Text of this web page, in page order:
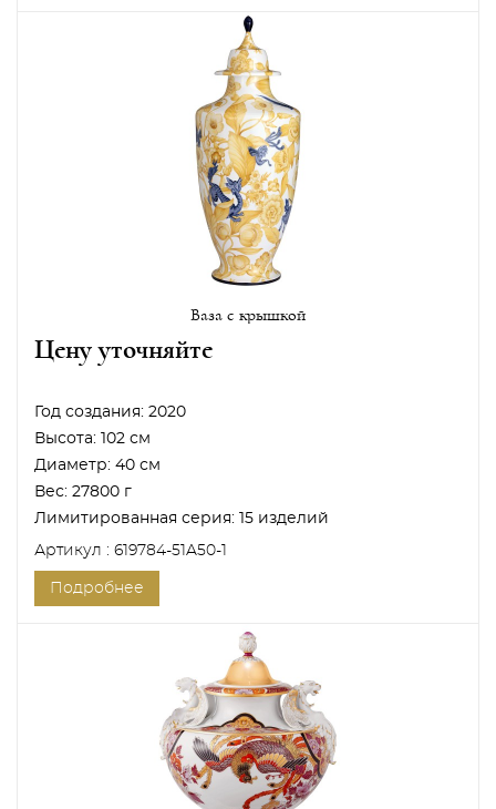
Ваза с крышкой
Цену уточняйте
Год создания: 2020
Высота:
102 см
Диаметр: 40 см
Вес: 27800 г
Лимитированная серия:
15 изделий
Артикул : 619784-51A50-1
Подробнее